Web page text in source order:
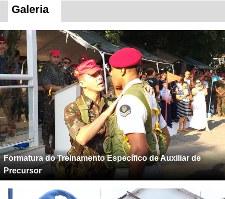
Galeria
Formatura do Treinamento Específico de Auxiliar de
Precursor